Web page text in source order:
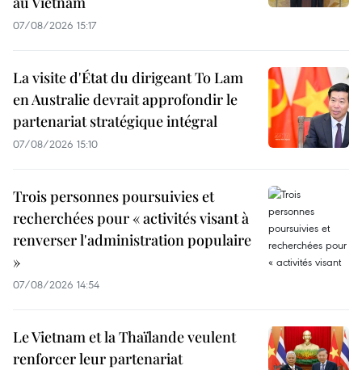
07/08/2026 15:17
La visite d'État du dirigeant To Lam
en Australie devrait approfondir le
partenariat stratégique intégral
07/08/2026 15:10
Trois personnes poursuivies et
recherchées pour « activités visant à
renverser l'administration populaire
»
07/08/2026 14:54
Le Vietnam et la Thaïlande veulent
renforcer leur partenariat